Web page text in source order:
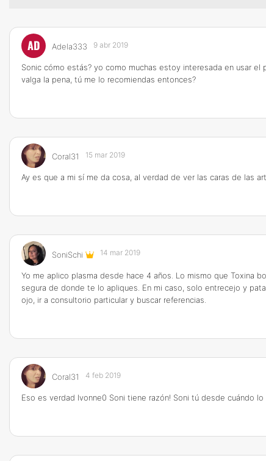
AD Adela333 9 abr 2019
Sonic cómo estás? yo como muchas estoy interesada en usar
valga la pena, tú me lo recomiendas entonces?
Coral31 15 mar 2019
Ay es que a mi sí me da cosa, al verdad de ver las caras de las
SoniSchi 14 mar 2019
Yo me aplico plasma desde hace 4 años. Lo mismo que Toxina
segura de donde te lo apliques. En mi caso, solo entrecejo y
ojo, ir a consultorio particular y buscar referencias.
Coral31 4 feb 2019
Eso es verdad Ivonne0 Soni tiene razón! Soni tú desde cuándo